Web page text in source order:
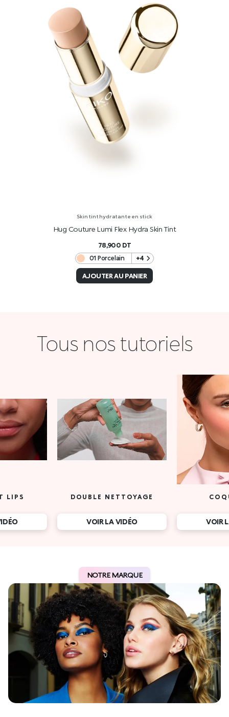
Skin tint hydratante en stick
Hug Couture Lumi Flex Hydra Skin Tint
78,900 DT
01 Porcelain
+4
AJOUTER AU PANIER
Tous nos tutoriels
LIPS DOUBLE NETTOYAGE
VOIR LA VIDÉO VOIR
NOTRE MARQUE